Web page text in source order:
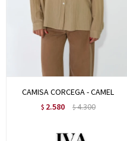
CAMISA CORCEGA - CAMEL
$ 2.580 $4.300